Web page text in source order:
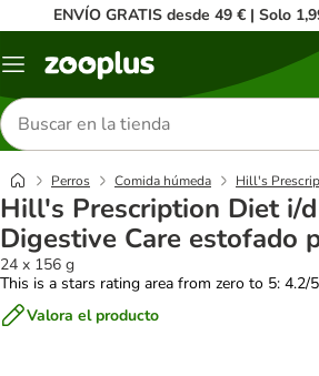
ENVÍO GRATIS desde 49 € | Solo
Menú
Buscar
productos
Perros Comida húmeda Hill's
Hill's Prescription Diet i/
Digestive Care estofado
24 x 156 g
This is a stars rating area from zero to 5: 4.2/5
Valora el producto